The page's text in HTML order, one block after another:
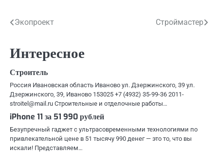
Навигация
записям
Экопроект Строймастер
Интересное
Строитель
Россия Ивановская область Иваново ул. Дзержинского, 39 ул.
Дзержинского, 39, Иваново 153025 +7 (4932) 35-99-36 2011-
stroitel@mail.ru Строительные и отделочные работы…
iPhone 11 за 51 990 рублей
Безупречный гаджет с ультрасовременными технологиями по
привлекательной цене в 51 тысячу 990 денег — это то, что вы
искали! Представляем…